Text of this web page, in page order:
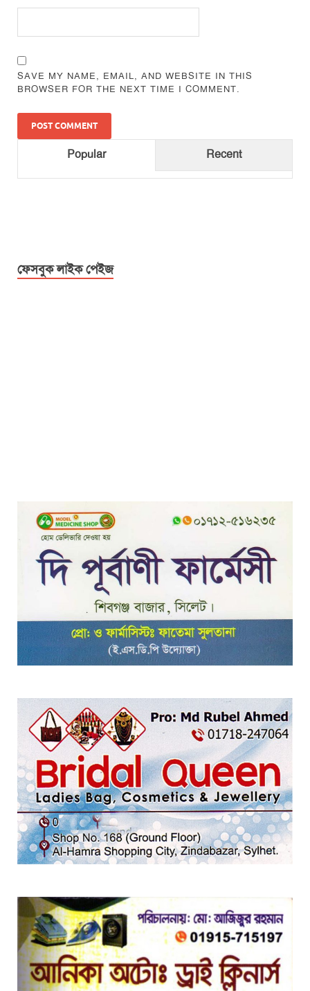
SAVE MY NAME, EMAIL, AND WEBSITE IN THIS
BROWSER FOR THE NEXT TIME I COMMENT.
Popular Recent
ফেসবুক লাইক পেইজ